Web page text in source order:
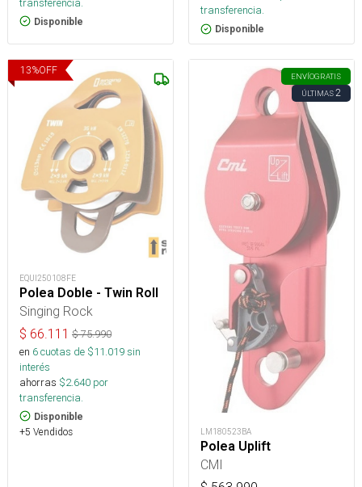
Disponible
transferencia.
Disponible
13%OFF
EQUI250108FE
Polea Doble - Twin Roll
Singing Rock
$ 66.111 $75.990
en 6cuotas de $11.019sin
interés
ahorras $2.640 por
transferencia.
Disponible
+5 Vendidos
ENVÍOGRATIS
ÚLTIMAS2
LM180523BA
Polea Uplift
CMI